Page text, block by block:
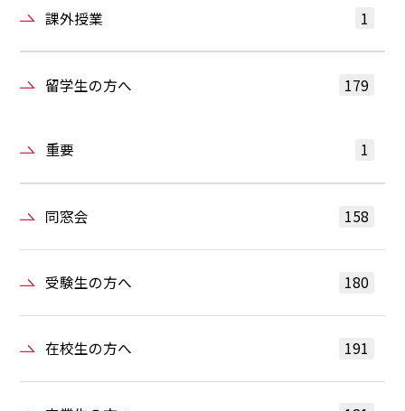
課外授業 1
留学生の方へ 179
重要 1
同窓会 158
受験生の方へ 180
在校生の方へ 191